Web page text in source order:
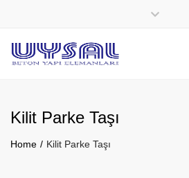
Kilit Parke Taşı
Home Kilit Parke Taşı